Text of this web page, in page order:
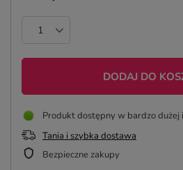
DODAJ DO
Produkt dostępny w bardzo dużej
Tania i szybka dostawa
Bezpieczne zakupy